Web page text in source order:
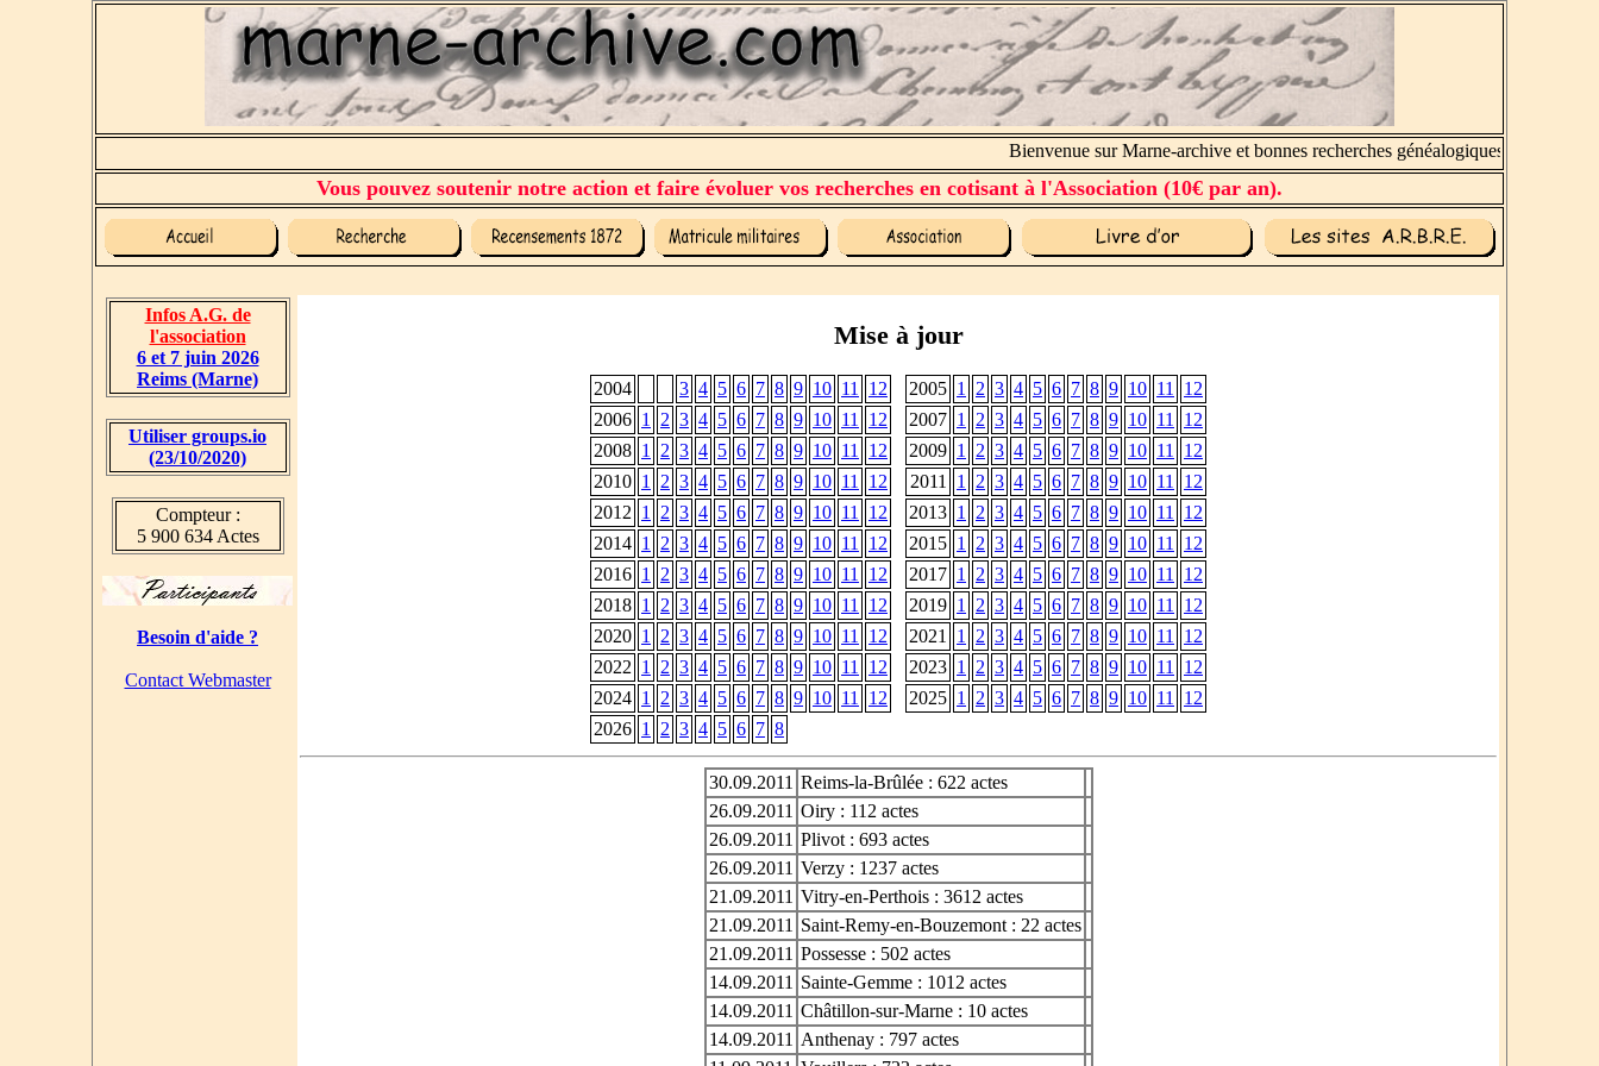
Bienvenue sur Marne-archive et bonnes recherches généalogiques.
Vous pouvez soutenir notre action et faire évoluer vos recherches en cotisant à l'Association (10€ par an).
Infos A.G. de
l'association
6 et 7 juin 2026
Reims (Marne)
Utiliser groups.io
(23/10/2020)
Compteur :
5 900 634 Actes
Besoin d'aide ?
Contact Webmaster
Mise à jour
2004 3 4 5 6 7 8 9 10 11 12 2005 1 2 3 4 5 6 7 8 9 10 11
12
2006 1 2 3 4 5 6 7 8 9 10 11 12 2007 1 2 3 4 5 6 7 8 9 10 11
12
2008 1 2 3 4 5 6 7 8 9 10 11 12 2009 1 2 3 4 5 6 7 8 9 10 11
12
2010 1 2 3 4 5 6 7 8 9 10 11 12 2011 1 2 3 4 5 6 7 8 9 10 11
12
2012 1 2 3 4 5 6 7 8 9 10 11 12 2013 1 2 3 4 5 6 7 8 9 10 11
12
2014 1 2 3 4 5 6 7 8 9 10 11 12 2015 1 2 3 4 5 6 7 8 9 10 11
12
2016 1 2 3 4 5 6 7 8 9 10 11 12 2017 1 2 3 4 5 6 7 8 9 10 11
12
2018 1 2 3 4 5 6 7 8 9 10 11 12 2019 1 2 3 4 5 6 7 8 9 10 11
12
2020 1 2 3 4 5 6 7 8 9 10 11 12 2021 1 2 3 4 5 6 7 8 9 10 11
12
2022 1 2 3 4 5 6 7 8 9 10 11 12 2023 1 2 3 4 5 6 7 8 9 10 11
12
2024 1 2 3 4 5 6 7 8 9 10 11 12 2025 1 2 3 4 5 6 7 8 9 10 11
12
2026 1 2 3 4 5 6 7 8
30.09.2011 Reims-la-Brûlée : 622 actes
26.09.2011 Oiry : 112 actes
26.09.2011 Plivot : 693 actes
26.09.2011 Verzy : 1237 actes
21.09.2011 Vitry-en-Perthois : 3612 actes
21.09.2011 Saint-Remy-en-Bouzemont : 22 actes
21.09.2011 Possesse : 502 actes
14.09.2011 Sainte-Gemme : 1012 actes
14.09.2011 Châtillon-sur-Marne : 10 actes
14.09.2011 Anthenay : 797 actes